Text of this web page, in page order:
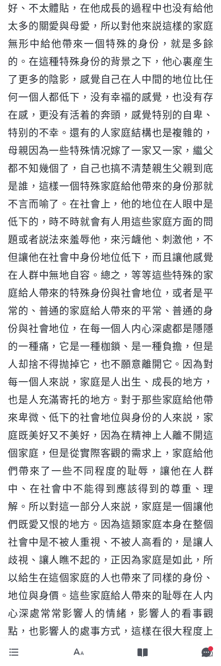
好、不太體貼，在他成長的過程中也没有給他
太多的關愛與母愛，所以對他來説這樣的家庭
無形中給他帶來一個特殊的身份，就是多餘
的。在這種特殊身份的背景之下，他心裏産生
了更多的陰影，感覺自己在人中間的地位比任
何一個人都低下，没有幸福的感覺，也没有存
在感，更没有活着的奔頭，感覺特别的自卑、
特别的不幸。還有的人家庭結構也是複雜的，
母親因為一些特殊情况嫁了一家又一家，繼父
都不知幾個了，自己也搞不清楚親生父親到底
是誰，這樣一個特殊家庭給他帶來的身份那就
不言而喻了。在社會上，他的地位在人眼中是
低下的，時不時就會有人用這些家庭方面的問
題或者説法來羞辱他，來污衊他、刺激他，不
但讓他在社會中身份地位低下，而且讓他感覺
在人群中無地自容。總之，等等這些特殊的家
庭給人帶來的特殊身份與社會地位，或者是平
常的、普通的家庭給人帶來的平常、普通的身
份與社會地位，在每一個人内心深處都是隱隱
的一種痛，它是一種枷鎖、是一種負擔，但是
人却捨不得抛掉它，也不願意離開它。因為對
每一個人來説，家庭是人出生、成長的地方，
也是人充滿寄托的地方。對于那些家庭給他帶
來卑微、低下的社會地位與身份的人來説，家
庭既美好又不美好，因為在精神上人離不開這
個家庭，但是從實際客觀的需求上，家庭給他
們帶來了一些不同程度的耻辱，讓他在人群
中、在社會中不能得到應該得到的尊重、理
解。所以對這一部分人來説，家庭是一個讓他
們既愛又恨的地方。因為這類家庭本身在整個
社會中是不被人重視、不被人高看的，是讓人
歧視、讓人瞧不起的，正因為家庭是如此，所
以給生在這個家庭的人也帶來了同樣的身份、
地位與身價。這些家庭給人帶來的耻辱在人内
心深處常常影響人的情緒，影響人的看事觀
點，也影響人的處事方式，這樣在很大程度上
就不可避免地影響了人追求真理，也影響人在